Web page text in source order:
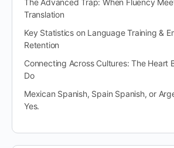
Translation
Key Statistics on Language Training &
Retention
Connecting Across Cultures: The Heart
Do
Mexican Spanish, Spain Spanish, or
Yes.